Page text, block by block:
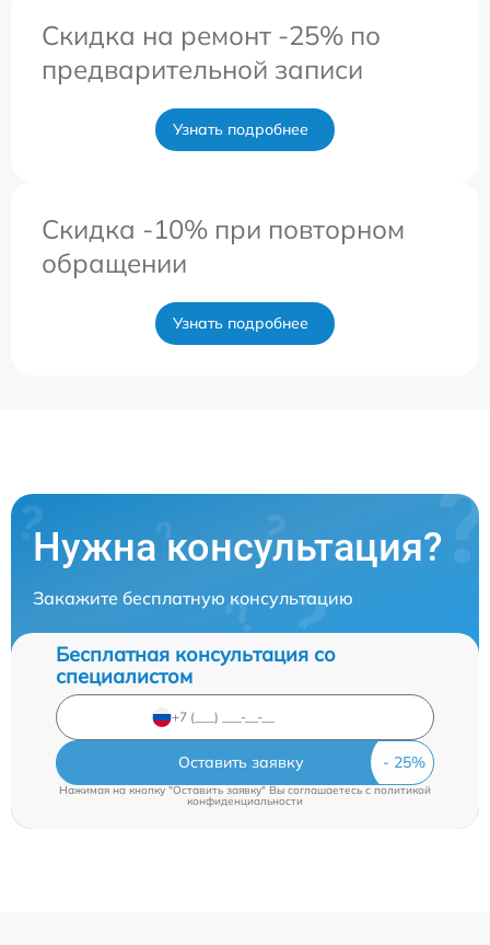
Скидка на ремонт -25% по
предварительной записи
Узнать подробнее
Скидка -10% при повторном
обращении
Узнать подробнее
Нужна консультация?
Закажите бесплатную консультацию
Бесплатная консультация со
специалистом
Оставить заявку
Нажимая на кнопку "Оставить заявку" Вы соглашаетесь cполитикой
конфиденциальности